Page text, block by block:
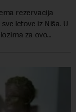
rezervacija
letove iz Niša. U
za ovo